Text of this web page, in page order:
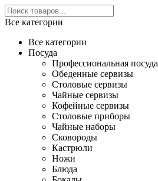
Все категории
Все категории
Посуда
Профессиональная посуда
Обеденные сервизы
Столовые сервизы
Чайные сервизы
Кофейные сервизы
Столовые приборы
Чайные наборы
Сковороды
Кастрюли
Ножи
Блюда